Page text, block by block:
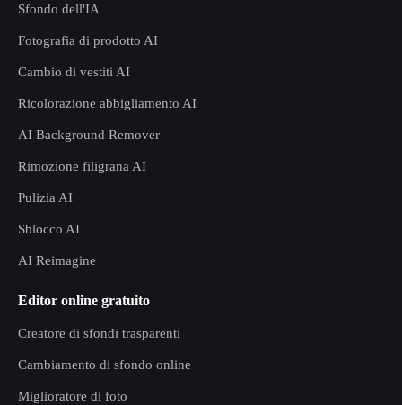
Sfondo dell'IA
Fotografia di prodotto AI
Cambio di vestiti AI
Ricolorazione abbigliamento AI
AI Background Remover
Rimozione filigrana AI
Pulizia AI
Sblocco AI
AI Reimagine
Editor online gratuito
Creatore di sfondi trasparenti
Cambiamento di sfondo online
Miglioratore di foto